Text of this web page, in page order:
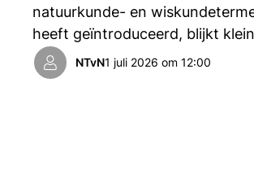
natuurkunde- en
heeft geïntroduceerd, blijkt
in gebruik, schrijft taalkundige
NTvN1 juli 2026 om 12:00